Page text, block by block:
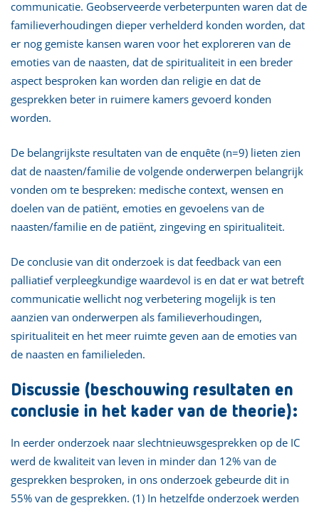
communicatie. Geobserveerde verbeterpunten waren dat de
familieverhoudingen dieper verhelderd konden worden, dat
er nog gemiste kansen waren voor het exploreren van de
emoties van de naasten, dat de spiritualiteit in een breder
aspect besproken kan worden dan religie en dat de
gesprekken beter in ruimere kamers gevoerd konden
worden.
De belangrijkste resultaten van de enquête (n=9) lieten zien
dat de naasten/familie de volgende onderwerpen belangrijk
vonden om te bespreken: medische context, wensen en
doelen van de patiënt, emoties en gevoelens van de
naasten/familie en de patiënt, zingeving en spiritualiteit.
De conclusie van dit onderzoek is dat feedback van een
palliatief verpleegkundige waardevol is en dat er wat betreft
communicatie wellicht nog verbetering mogelijk is ten
aanzien van onderwerpen als familieverhoudingen,
spiritualiteit en het meer ruimte geven aan de emoties van
de naasten en familieleden.
Discussie (beschouwing resultaten en
conclusie in het kader van de theorie):
In eerder onderzoek naar slechtnieuwsgesprekken op de IC
werd de kwaliteit van leven in minder dan 12% van de
gesprekken besproken, in ons onderzoek gebeurde dit in
55% van de gesprekken. (1) In hetzelfde onderzoek werden